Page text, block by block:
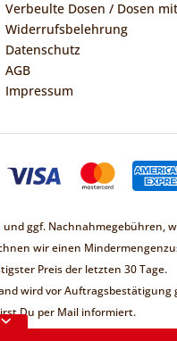
Verbeulte Dosen / Dosen
Widerrufsbelehrung
Datenschutz
AGB
Impressum
und ggf. Nachnahmegebühren,
wir einen
Preis der letzten 30 Tage.
wird vor Auftragsbestätigung
Du per Mail informiert.